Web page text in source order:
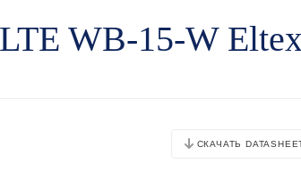
LTE WB-15-W
СКАЧАТЬ